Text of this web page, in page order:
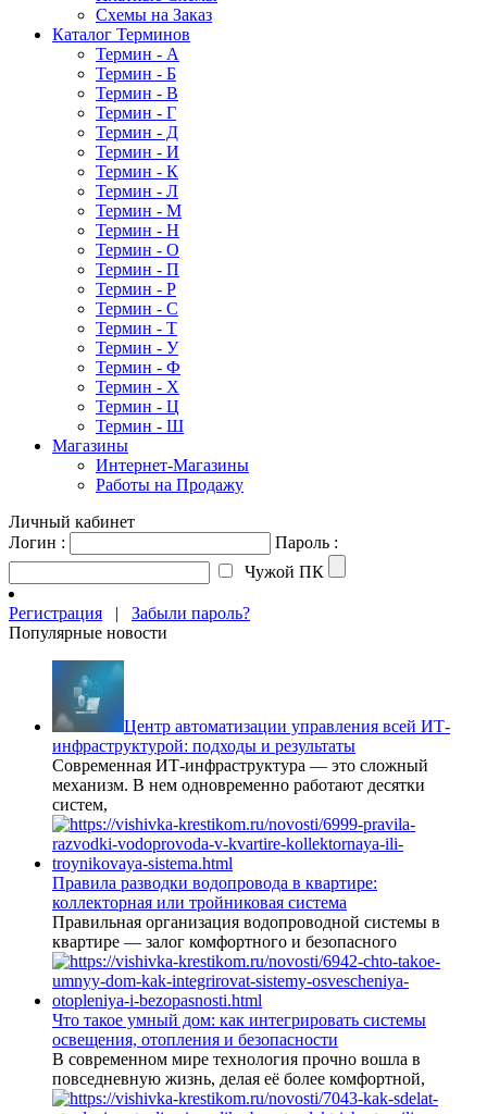
Схемы на Заказ
Каталог Терминов
Термин - А
Термин - Б
Термин - В
Термин - Г
Термин - Д
Термин - И
Термин - К
Термин - Л
Термин - М
Термин - Н
Термин - О
Термин - П
Термин - Р
Термин - С
Термин - Т
Термин - У
Термин - Ф
Термин - Х
Термин - Ц
Термин - Ш
Магазины
Интернет-Магазины
Работы на Продажу
Личный кабинет
Логин :
Пароль :
Чужой ПК
Регистрация | Забыли пароль?
Популярные новости
Центр автоматизации управления всей ИТ-
инфраструктурой: подходы и результаты
Современная ИТ-инфраструктура — это сложный
механизм. В нем одновременно работают десятки
систем,
Правила разводки водопровода в квартире:
коллекторная или тройниковая система
Правильная организация водопроводной системы в
квартире — залог комфортного и безопасного
Что такое умный дом: как интегрировать системы
освещения, отопления и безопасности
В современном мире технология прочно вошла в
повседневную жизнь, делая её более комфортной,